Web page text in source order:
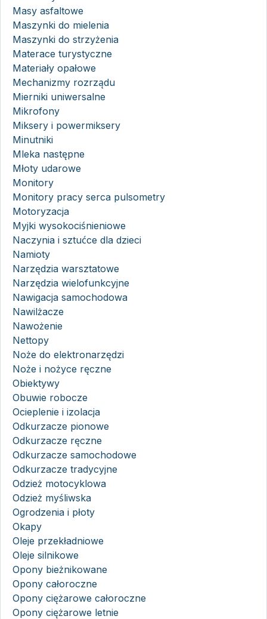
Masy asfaltowe
Maszynki do mielenia
Maszynki do strzyżenia
Materace turystyczne
Materiały opałowe
Mechanizmy rozrządu
Mierniki uniwersalne
Mikrofony
Miksery i powermiksery
Minutniki
Mleka następne
Młoty udarowe
Monitory
Monitory pracy serca pulsometry
Motoryzacja
Myjki wysokociśnieniowe
Naczynia i sztućce dla dzieci
Namioty
Narzędzia warsztatowe
Narzędzia wielofunkcyjne
Nawigacja samochodowa
Nawilżacze
Nawożenie
Nettopy
Noże do elektronarzędzi
Noże i nożyce ręczne
Obiektywy
Obuwie robocze
Ocieplenie i izolacja
Odkurzacze pionowe
Odkurzacze ręczne
Odkurzacze samochodowe
Odkurzacze tradycyjne
Odzież motocyklowa
Odzież myśliwska
Ogrodzenia i płoty
Okapy
Oleje przekładniowe
Oleje silnikowe
Opony bieżnikowane
Opony całoroczne
Opony ciężarowe całoroczne
Opony ciężarowe letnie